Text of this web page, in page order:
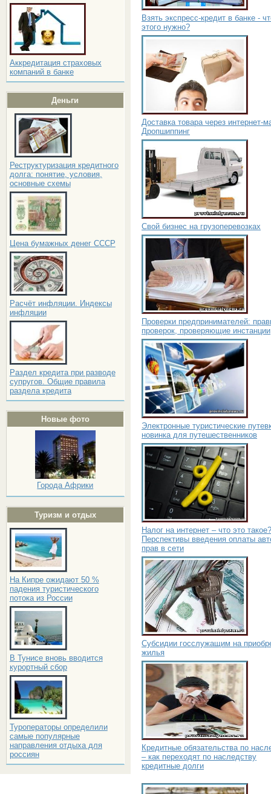
Аккредитация страховых
компаний в банке
Деньги
Реструктуризация кредитного
долга: понятие, условия,
основные схемы
Цена бумажных денег СССР
Расчёт инфляции. Индексы
инфляции
Раздел кредита при разводе
супругов. Общие правила
раздела кредита
Новые фото
Города Африки
Туризм и отдых
На Кипре ожидают 50 %
падения туристического
потока из России
В Тунисе вновь вводится
курортный сбор
Туроператоры определили
самые популярные
направления отдыха для
россиян
Взять экспресс-кредит в банке -
этого нужно?
Доставка товара через интернет-
Дропшиппинг
Свой бизнес на грузоперевозках
Проверки предпринимателей:
проверок, проверяющие инстанции
Электронные туристические
новинка для путешественников
Налог на интернет – что это такое?
Перспективы введения оплаты
прав в сети
Субсидии госслужащим на
жилья
Кредитные обязательства по
– как переходят по наследству
кредитные долги